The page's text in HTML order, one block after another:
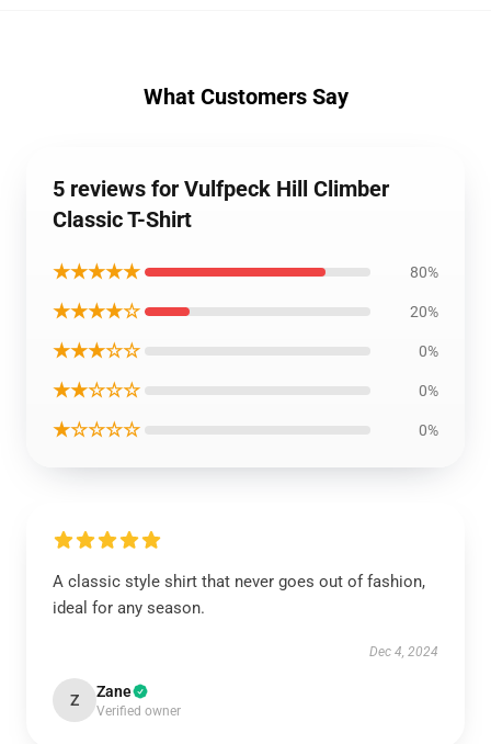
What Customers Say
5 reviews for Vulfpeck Hill Climber
Classic T-Shirt
★★★★★ 80%
★★★★☆ 20%
★★★☆☆ 0%
★★☆☆☆ 0%
★☆☆☆☆ 0%
A classic style shirt that never goes out of fashion,
ideal for any season.
Dec 4, 2024
Z Zane
Verified owner